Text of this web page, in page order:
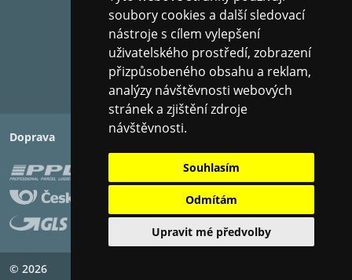
soubory cookies a další sledovací
nástroje s cílem vylepšení
uživatelského prostředí, zobrazení
přizpůsobeného obsahu a reklam,
analýzy návštěvnosti webových
stránek a zjištění zdroje
návštěvnosti.
Souhlasím
Odmítám
Upravit mé předvolby
Doprava Platba
© 2026